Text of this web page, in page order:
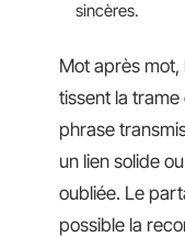
sincères.
Mot après mot,
tissent la
phrase
un lien solide
oubliée. Le
possible la